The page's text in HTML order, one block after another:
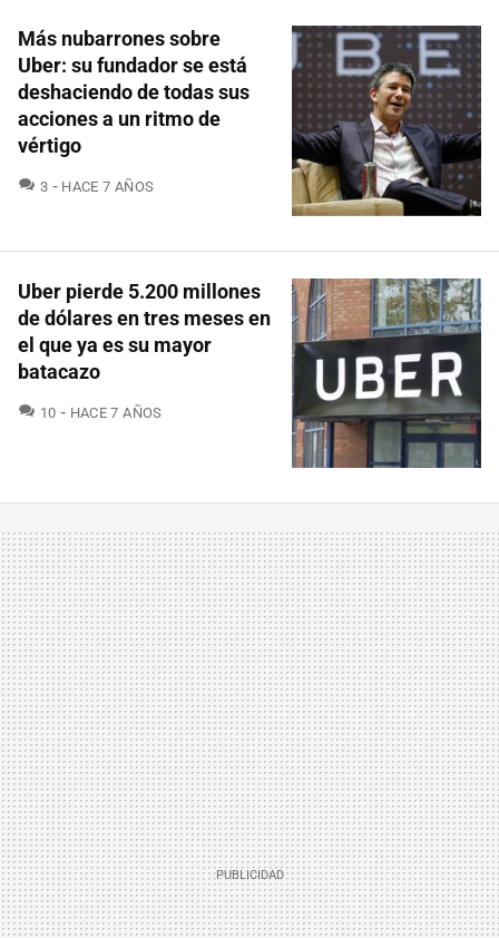
Más nubarrones sobre
Uber: su fundador se está
deshaciendo de todas sus
acciones a un ritmo de
vértigo
3 COMENTARIOS
HACE 7 AÑOS
Uber pierde 5.200 millones
de dólares en tres meses en
el que ya es su mayor
batacazo
10 COMENTARIOS
HACE 7 AÑOS